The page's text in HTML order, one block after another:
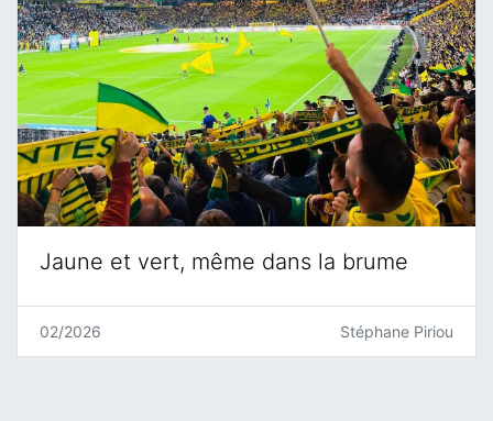
Jaune et vert, même dans la brume
02/2026 Stéphane Piriou